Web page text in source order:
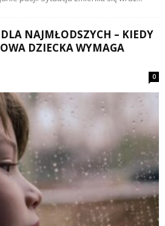
NAJMŁODSZYCH – KIEDY
DZIECKA WYMAGA
0